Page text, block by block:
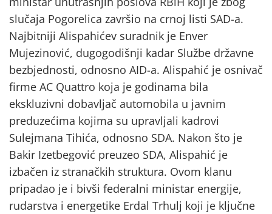
slučaja Pogorelica završio na crnoj listi SAD-a.
Najbitniji Alispahićev suradnik je Enver
Mujezinović, dugogodišnji kadar Službe državne
bezbjednosti, odnosno AID-a. Alispahić je osnivač
firme AC Quattro koja je godinama bila
ekskluzivni dobavljač automobila u javnim
preduzećima kojima su upravljali kadrovi
Sulejmana Tihića, odnosno SDA. Nakon što je
Bakir Izetbegović preuzeo SDA, Alispahić je
izbačen iz stranačkih struktura. Ovom klanu
pripadao je i bivši federalni ministar energije,
rudarstva i energetike Erdal Trhulj koji je ključne